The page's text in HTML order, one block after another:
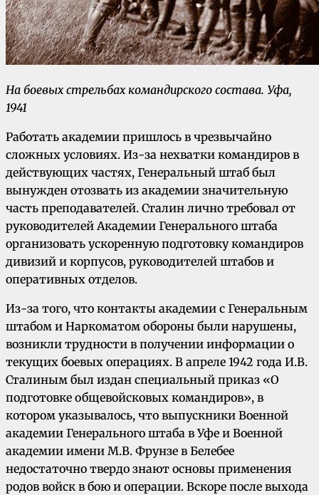
На боевых стрельбах командирского состава. Уфа,
1941
Работать академии пришлось в чрезвычайно
сложных условиях. Из-за нехватки командиров в
действующих частях, Генеральный штаб был
вынужден отозвать из академии значительную
часть преподавателей. Сталин лично требовал от
руководителей Академии Генерального штаба
организовать ускоренную подготовку командиров
дивизий и корпусов, руководителей штабов и
оперативных отделов.
Из-за того, что контакты академии с Генеральным
штабом и Наркоматом обороны были нарушены,
возникли трудности в получении информации о
текущих боевых операциях. В апреле 1942 года И.В.
Сталиным был издан специальный приказ «О
подготовке общевойсковых командиров», в
котором указывалось, что выпускники Военной
академии Генерального штаба в Уфе и Военной
академии имени М.В. Фрунзе в Белебее
недостаточно твердо знают основы применения
родов войск в бою и операции. Вскоре после выхода